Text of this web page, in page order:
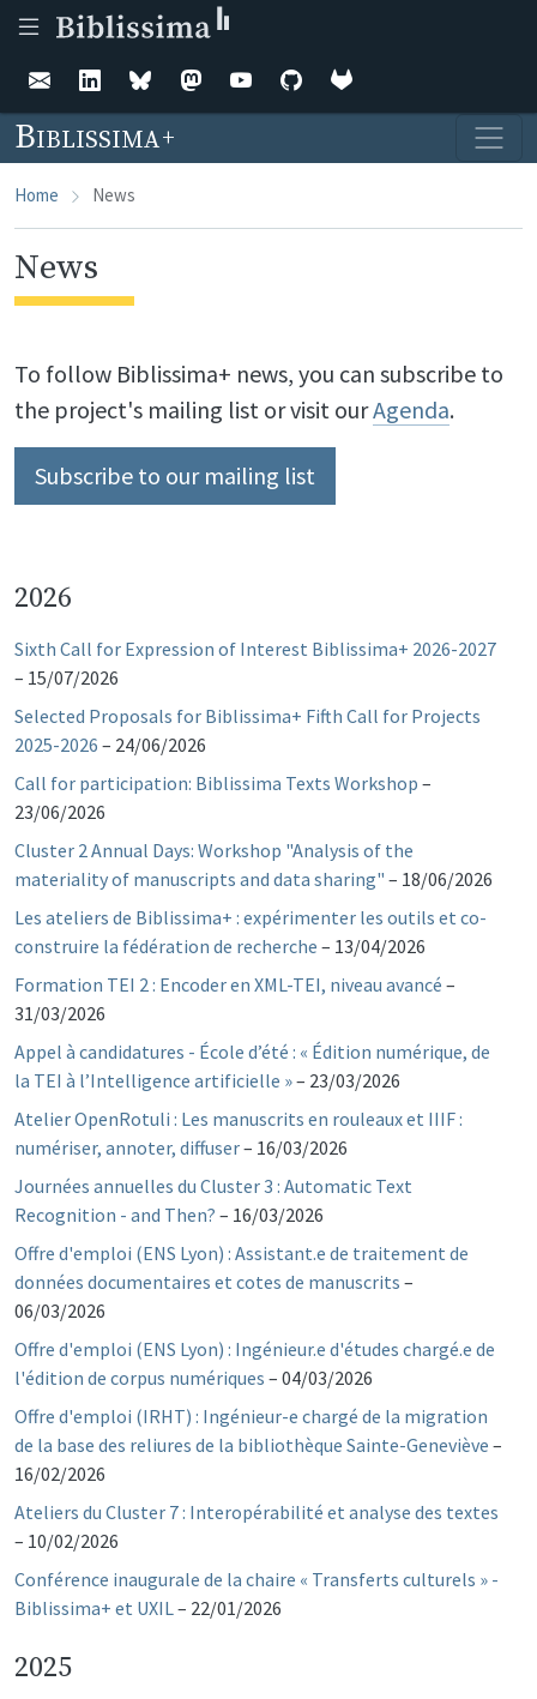
Biblissima
Home News
News
To follow Biblissima+ news, you can subscribe to
the project's mailing list or visit ourAgenda.
Subscribe to our mailing list
2026
Sixth Call for Expression of Interest Biblissima+ 2026-2027
– 15/07/2026
Selected Proposals for Biblissima+ Fifth Call for Projects
2025-2026 – 24/06/2026
Call for participation: Biblissima Texts Workshop –
23/06/2026
Cluster 2 Annual Days: Workshop "Analysis of the
materiality of manuscripts and data sharing" – 18/06/2026
Les ateliers de Biblissima+ : expérimenter les outils et co-
construire la fédération de recherche – 13/04/2026
Formation TEI 2 : Encoder en XML-TEI, niveau avancé –
31/03/2026
Appel à candidatures - École d’été : « Édition numérique, de
la TEI à l’Intelligence artificielle »– 23/03/2026
Atelier OpenRotuli : Les manuscrits en rouleaux et IIIF :
numériser, annoter, diffuser– 16/03/2026
Journées annuelles du Cluster 3 : Automatic Text
Recognition - and Then? – 16/03/2026
Offre d'emploi (ENS Lyon) : Assistant.e de traitement de
données documentaires et cotes de manuscrits –
06/03/2026
Offre d'emploi (ENS Lyon) : Ingénieur.e d'études chargé.e de
l'édition de corpus numériques – 04/03/2026
Offre d'emploi (IRHT) : Ingénieur-e chargé de la migration
de la base des reliures de la bibliothèque Sainte-Geneviève –
16/02/2026
Ateliers du Cluster 7 : Interopérabilité et analyse des textes
– 10/02/2026
Conférence inaugurale de la chaire « Transferts culturels » -
Biblissima+ et UXIL– 22/01/2026
2025